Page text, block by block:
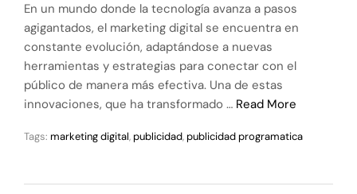
En un mundo donde la tecnología avanza a pasos
agigantados, el marketing digital se encuentra en
constante evolución, adaptándose a nuevas
herramientas y estrategias para conectar con el
público de manera más efectiva. Una de estas
innovaciones, que ha transformado … Read More
Tags: marketing digital,publicidad,publicidad programatica